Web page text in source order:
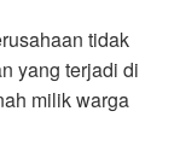
tidak
yang terjadi di
milik warga